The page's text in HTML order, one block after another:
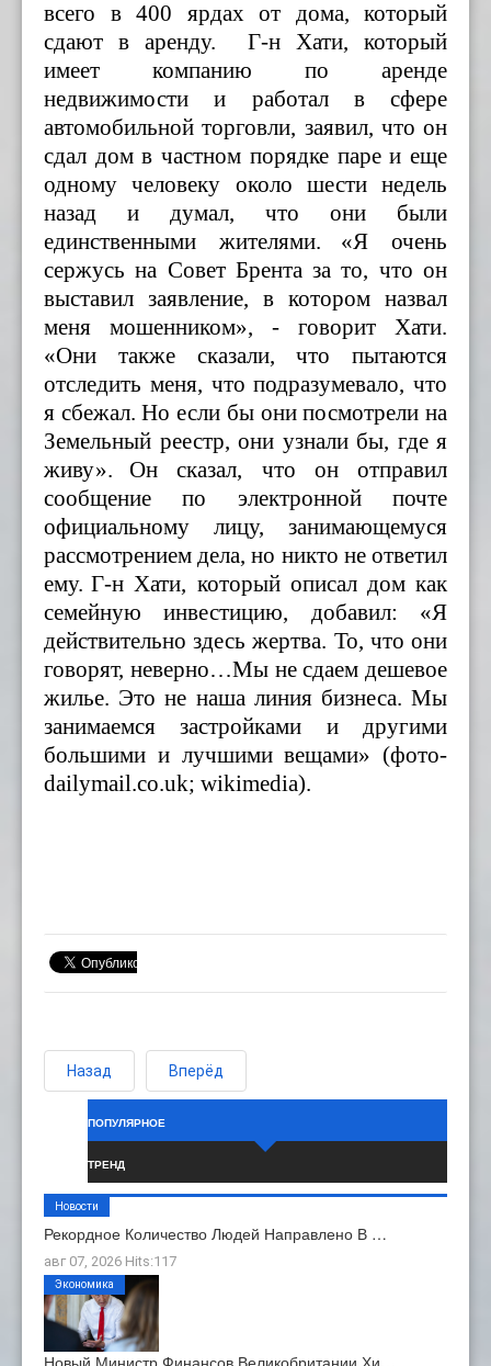
всего в 400 ярдах от дома, который
сдают в аренду.
Г-н Хати, который
имеет компанию по аренде
недвижимости и работал в сфере
автомобильной торговли, заявил, что он
сдал дом в частном порядке паре и еще
одному человеку около шести недель
назад и думал, что они были
единственными жителями.
«Я очень
сержусь на Совет Брента за то, что он
выставил заявление, в котором назвал
меня мошенником», - говорит Хати.
«Они также сказали, что пытаются
отследить меня, что подразумевало, что
я сбежал. Но если бы они посмотрели на
Земельный реестр, они узнали бы, где я
живу».
Он сказал, что он отправил
сообщение по электронной почте
официальному лицу, занимающемуся
рассмотрением дела, но никто не ответил
ему. Г-н Хати, который описал дом как
семейную инвестицию, добавил: «Я
действительно здесь жертва. То, что они
говорят, неверно…Мы не сдаем дешевое
жилье. Это не наша линия бизнеса. Мы
занимаемся застройками и другими
большими и лучшими вещами» (фото-
dailymail.co.uk; wikimedia).
Назад Вперёд
ПОПУЛЯРНОЕ
ТРЕНД
Рекордное Количество Людей Направлено В …
авг 07, 2026 Hits:117
Новости
Новый Министр Финансов Великобритании Хи…
Экономика